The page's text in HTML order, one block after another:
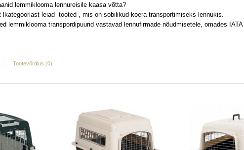
lemmiklooma lennureisile kaasa võtta?
lkategooriast leiad tooted , mis on sobilikud koera transportimiseks lennukis.
lemmiklooma transpordipuurid vastavad lennufirmade nõudmisetele, omades
Tootevõrdlus (0)